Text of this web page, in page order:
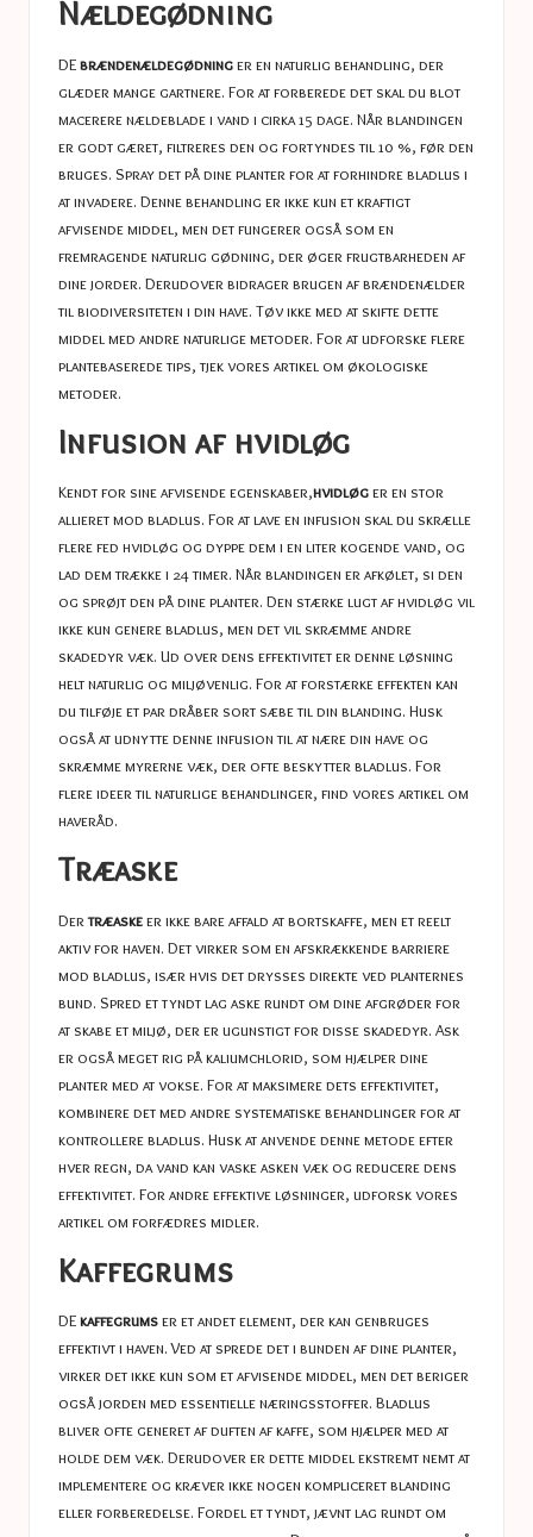
Nældegødning
DEbrændenældegødninger en naturlig behandling, der
glæder mange gartnere. For at forberede det skal du blot
macerere nældeblade i vand i cirka 15 dage. Når blandingen
er godt gæret, filtreres den og fortyndes til 10 %, før den
bruges. Spray det på dine planter for at forhindre bladlus i
at invadere. Denne behandling er ikke kun et kraftigt
afvisende middel, men det fungerer også som en
fremragende naturlig gødning, der øger frugtbarheden af ​​
dine jorder. Derudover bidrager brugen af ​​brændenælder
til biodiversiteten i din have. Tøv ikke med at skifte dette
middel med andre naturlige metoder. For at udforske flere
plantebaserede tips, tjek vores artikel om økologiske
metoder.
Infusion af hvidløg
Kendt for sine afvisende egenskaber,hvidløger en stor
allieret mod bladlus. For at lave en infusion skal du skrælle
flere fed hvidløg og dyppe dem i en liter kogende vand, og
lad dem trække i 24 timer. Når blandingen er afkølet, si den
og sprøjt den på dine planter. Den stærke lugt af hvidløg vil
ikke kun genere bladlus, men det vil skræmme andre
skadedyr væk. Ud over dens effektivitet er denne løsning
helt naturlig og miljøvenlig. For at forstærke effekten kan
du tilføje et par dråber sort sæbe til din blanding. Husk
også at udnytte denne infusion til at nære din have og
skræmme myrerne væk, der ofte beskytter bladlus. For
flere ideer til naturlige behandlinger, find vores artikel om
haveråd.
Træaske
Dertræaskeer ikke bare affald at bortskaffe, men et reelt
aktiv for haven. Det virker som en afskrækkende barriere
mod bladlus, især hvis det drysses direkte ved planternes
bund. Spred et tyndt lag aske rundt om dine afgrøder for
at skabe et miljø, der er ugunstigt for disse skadedyr. Ask
er også meget rig på kaliumchlorid, som hjælper dine
planter med at vokse. For at maksimere dets effektivitet,
kombinere det med andre systematiske behandlinger for at
kontrollere bladlus. Husk at anvende denne metode efter
hver regn, da vand kan vaske asken væk og reducere dens
effektivitet. For andre effektive løsninger, udforsk vores
artikel om forfædres midler.
Kaffegrums
DEkaffegrumser et andet element, der kan genbruges
effektivt i haven. Ved at sprede det i bunden af ​​dine planter,
virker det ikke kun som et afvisende middel, men det beriger
også jorden med essentielle næringsstoffer. Bladlus
bliver ofte generet af duften af ​​kaffe, som hjælper med at
holde dem væk. Derudover er dette middel ekstremt nemt at
implementere og kræver ikke nogen kompliceret blanding
eller forberedelse. Fordel et tyndt, jævnt lag rundt om